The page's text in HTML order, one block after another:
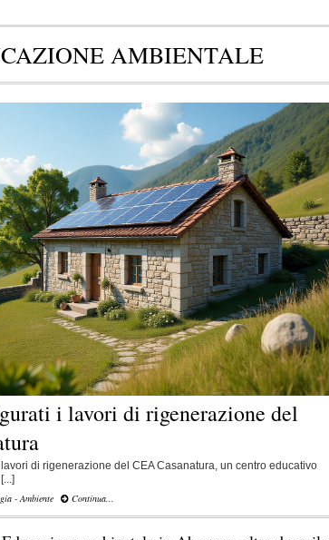
AMBIENTALE
i lavori di rigenerazione del
di rigenerazione del CEA Casanatura, un centro educativo
- Ambiente Continua...